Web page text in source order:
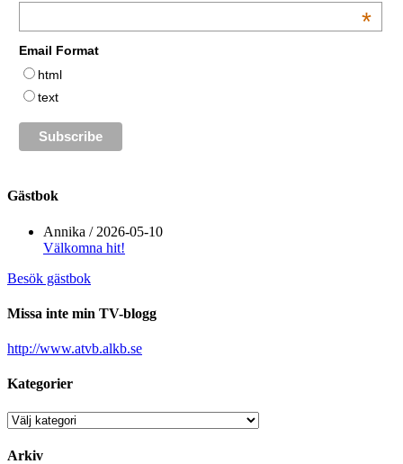
*
Email Format
html
text
Gästbok
Annika / 2026-05-10
Välkomna hit!
Besök gästbok
Missa inte min TV-blogg
http://www.atvb.alkb.se
Kategorier
Kategorier
Arkiv